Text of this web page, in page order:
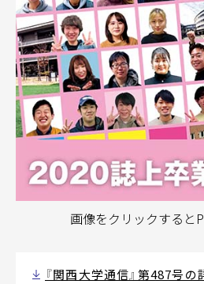
画像をクリックすると
『関西大学通信』第487号の